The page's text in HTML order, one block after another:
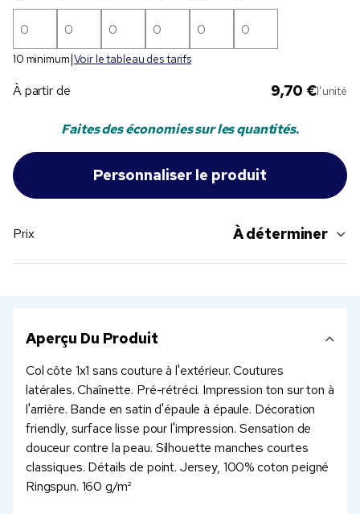
10 minimum Voir le tableau des tarifs
À partir de 9,70 €l’unité
Faites des économies sur les quantités.
Prix À déterminer
Aperçu Du Produit
Col côte 1x1 sans couture à l'extérieur. Coutures
latérales. Chaînette. Pré-rétréci. Impression ton sur ton à
l'arrière. Bande en satin d'épaule à épaule. Décoration
friendly, surface lisse pour l'impression. Sensation de
douceur contre la peau. Silhouette manches courtes
classiques. Détails de point. Jersey, 100% coton peigné
Ringspun. 160 g/m²